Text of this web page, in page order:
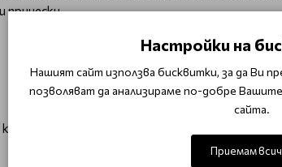
прически.
търсят професионални резултати и
Настройки на
Нашият сайт използва бисквитки, за да Ви
позволяват да анализираме по-добре
сайта.
Приемам